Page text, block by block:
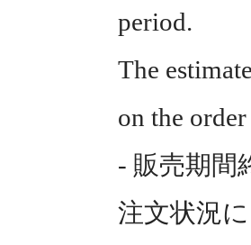
period.
The
on the
- 販売期間
注文状況